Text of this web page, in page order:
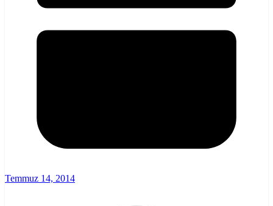
Temmuz 14, 2014